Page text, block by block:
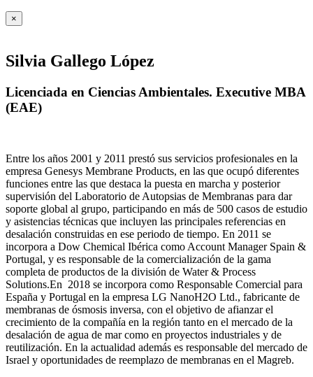
×
Silvia Gallego López
Licenciada en Ciencias Ambientales. Executive MBA
(EAE)
Entre los años 2001 y 2011 prestó sus servicios profesionales en la
empresa Genesys Membrane Products, en las que ocupó diferentes
funciones entre las que destaca la puesta en marcha y posterior
supervisión del Laboratorio de Autopsias de Membranas para dar
soporte global al grupo, participando en más de 500 casos de estudio
y asistencias técnicas que incluyen las principales referencias en
desalación construidas en ese periodo de tiempo. En 2011 se
incorpora a Dow Chemical Ibérica como Account Manager Spain &
Portugal, y es responsable de la comercialización de la gama
completa de productos de la división de Water & Process
Solutions.En 2018 se incorpora como Responsable Comercial para
España y Portugal en la empresa LG NanoH2O Ltd., fabricante de
membranas de ósmosis inversa, con el objetivo de afianzar el
crecimiento de la compañía en la región tanto en el mercado de la
desalación de agua de mar como en proyectos industriales y de
reutilización. En la actualidad además es responsable del mercado de
Israel y oportunidades de reemplazo de membranas en el Magreb.